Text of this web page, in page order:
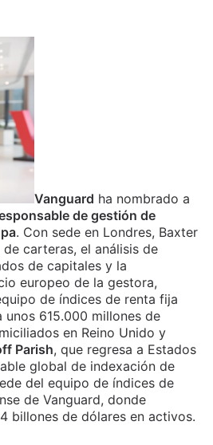
Vanguard ha nombrado a
de gestión de
. Con sede en Londres, Baxter
carteras, el análisis de
de capitales y la
europeo de la gestora,
de índices de renta fija
unos 615.000 millones de
en Reino Unido y
Parish, que regresa a Estados
global de indexación de
del equipo de índices de
de Vanguard, donde
billones de dólares en activos.